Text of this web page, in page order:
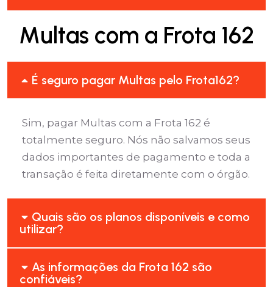
Multas com a Frota 162
É seguro pagar Multas pelo Frota162?
Sim, pagar Multas com a Frota 162 é
totalmente seguro. Nós não salvamos seus
dados importantes de pagamento e toda a
transação é feita diretamente com o órgão.
Quais são os planos disponíveis e como
utilizar?
As informações da Frota 162 são
confiáveis?